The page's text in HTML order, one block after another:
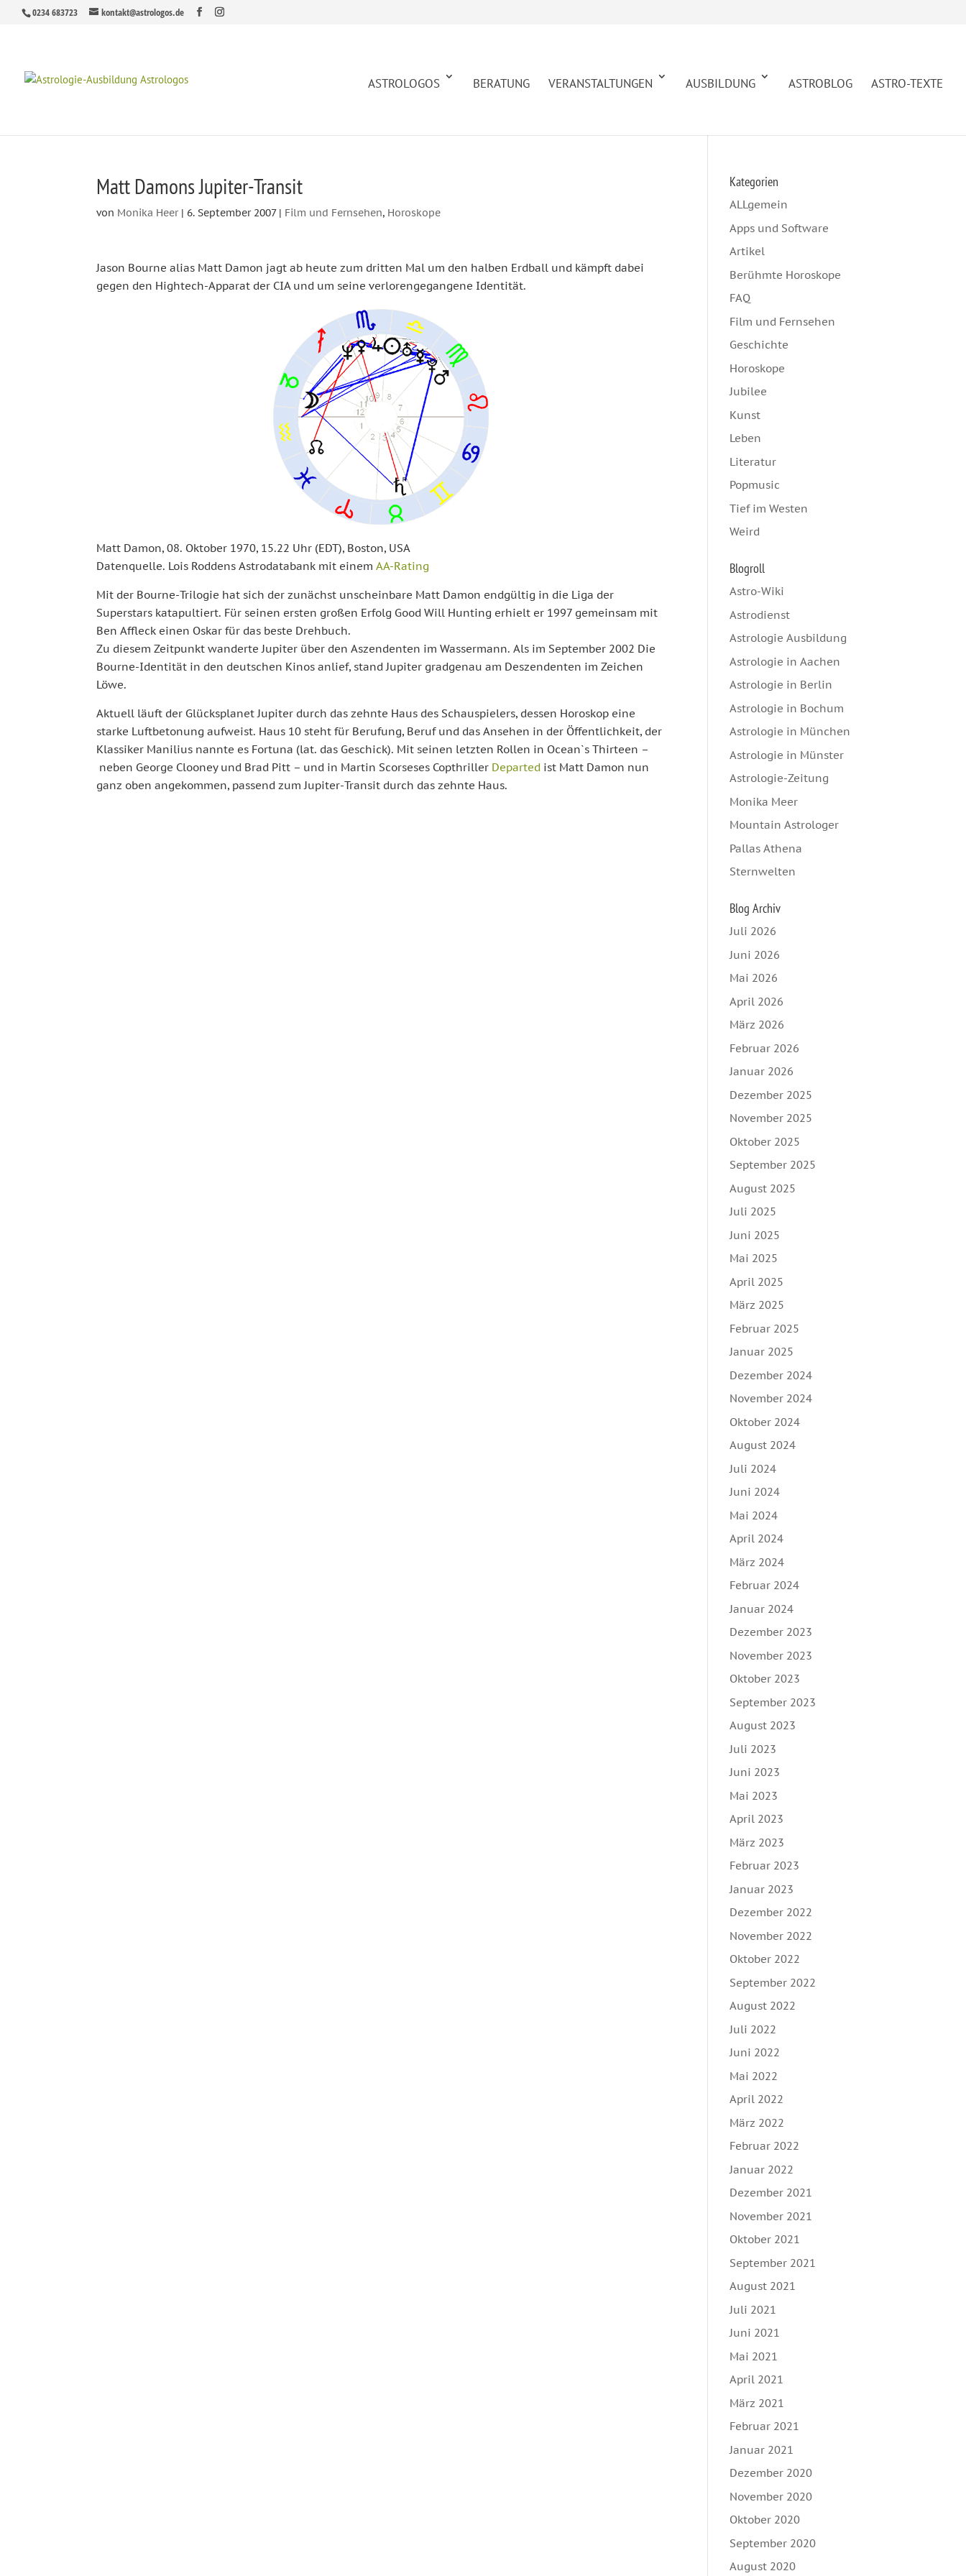
0234 683723 kontakt@astrologos.de
ASTROLOGOS BERATUNG VERANSTALTUNGEN AUSBILDUNG ASTROBLOG ASTRO-TEXTE
Matt Damons Jupiter-Transit
von Monika Heer| 6. September 2007| Film und Fernsehen, Horoskope
Jason Bourne alias Matt Damon jagt ab heute zum dritten Mal um den halben Erdball und kämpft dabei
gegen den Hightech-Apparat der CIA und um seine verlorengegangene Identität.
Matt Damon, 08. Oktober 1970, 15.22 Uhr (EDT), Boston, USA
Datenquelle. Lois Roddens Astrodatabank mit einemAA-Rating
Mit der Bourne-Trilogie hat sich der zunächst unscheinbare Matt Damon endgültig in die Liga der
Superstars katapultiert. Für seinen ersten großen Erfolg Good Will Hunting erhielt er 1997 gemeinsam mit
Ben Affleck einen Oskar für das beste Drehbuch.
Zu diesem Zeitpunkt wanderte Jupiter über den Aszendenten im Wassermann. Als im September 2002 Die
Bourne-Identität in den deutschen Kinos anlief, stand Jupiter gradgenau am Deszendenten im Zeichen
Löwe.
Aktuell läuft der Glücksplanet Jupiter durch das zehnte Haus des Schauspielers, dessen Horoskop eine
starke Luftbetonung aufweist. Haus 10 steht für Berufung, Beruf und das Ansehen in der Öffentlichkeit, der
Klassiker Manilius nannte es Fortuna (lat. das Geschick). Mit seinen letzten Rollen in Ocean`s Thirteen –
neben George Clooney und Brad Pitt – und in Martin Scorseses Copthriller Departed ist Matt Damon nun
ganz oben angekommen, passend zum Jupiter-Transit durch das zehnte Haus.
Kategorien
ALLgemein
Apps und Software
Artikel
Berühmte Horoskope
FAQ
Film und Fernsehen
Geschichte
Horoskope
Jubilee
Kunst
Leben
Literatur
Popmusic
Tief im Westen
Weird
Blogroll
Astro-Wiki
Astrodienst
Astrologie Ausbildung
Astrologie in Aachen
Astrologie in Berlin
Astrologie in Bochum
Astrologie in München
Astrologie in Münster
Astrologie-Zeitung
Monika Meer
Mountain Astrologer
Pallas Athena
Sternwelten
Blog Archiv
Juli 2026
Juni 2026
Mai 2026
April 2026
März 2026
Februar 2026
Januar 2026
Dezember 2025
November 2025
Oktober 2025
September 2025
August 2025
Juli 2025
Juni 2025
Mai 2025
April 2025
März 2025
Februar 2025
Januar 2025
Dezember 2024
November 2024
Oktober 2024
August 2024
Juli 2024
Juni 2024
Mai 2024
April 2024
März 2024
Februar 2024
Januar 2024
Dezember 2023
November 2023
Oktober 2023
September 2023
August 2023
Juli 2023
Juni 2023
Mai 2023
April 2023
März 2023
Februar 2023
Januar 2023
Dezember 2022
November 2022
Oktober 2022
September 2022
August 2022
Juli 2022
Juni 2022
Mai 2022
April 2022
März 2022
Februar 2022
Januar 2022
Dezember 2021
November 2021
Oktober 2021
September 2021
August 2021
Juli 2021
Juni 2021
Mai 2021
April 2021
März 2021
Februar 2021
Januar 2021
Dezember 2020
November 2020
Oktober 2020
September 2020
August 2020